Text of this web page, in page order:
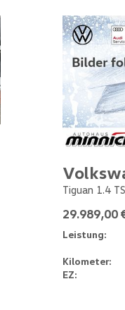
Tiguan 1.4
29.989,00
Leistung:
Kilometer:
EZ: